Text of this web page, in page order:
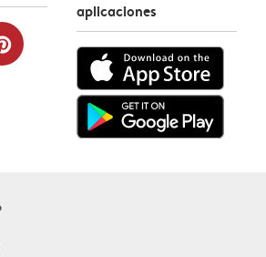
aplicaciones